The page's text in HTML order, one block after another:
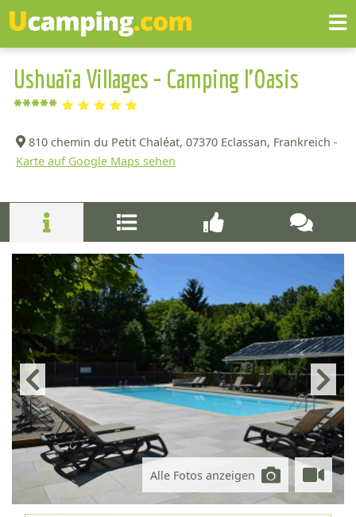
Ushuaïa Villages - Camping l'Oasis
*****
810 chemin du Petit Chaléat, 07370 Eclassan, Frankreich -
Karte auf Google Maps sehen
Alle Fotos anzeigen